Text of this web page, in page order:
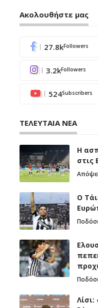
Ακολουθήστε μας
27.8kFollowers
3.2kFollowers
524Subscribers
ΤΕΛΕΥΤΑΙΑ ΝΕΑ
Η
στις
Ο